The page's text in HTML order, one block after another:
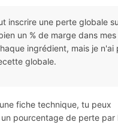
inscrire une perte globale
un % de marge dans mes
ingrédient, mais je n'ai
globale.
fiche technique, tu peux
pourcentage de perte par